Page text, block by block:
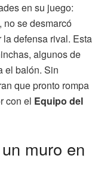
en su juego:
no se desmarcó
defensa rival. Esta
algunos de
el balón. Sin
que pronto rompa
con el Equipo del
muro en